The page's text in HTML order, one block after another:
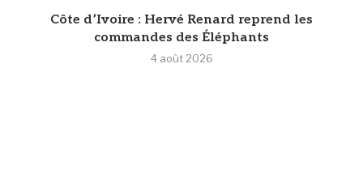
Côte d’Ivoire : Hervé Renard reprend les
commandes des Éléphants
4 août 2026